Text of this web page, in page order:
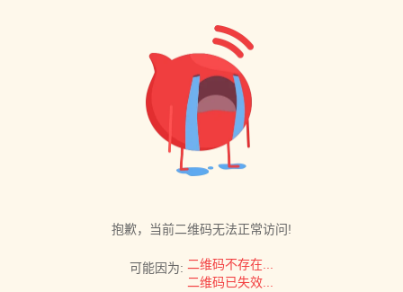
抱歉，当前二维码无法正常访问!
可能因为: 二维码不存在...
二维码已失效...